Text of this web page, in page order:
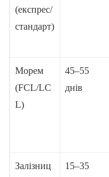
(експрес/
стандарт)
Морем
(FCL/LC
L)
45–55
днів
Залізниц
15–35